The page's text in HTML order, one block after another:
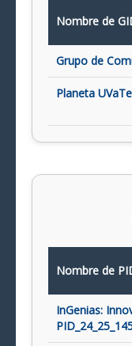
Nombre de
Grupo de
Planeta
Nombre de
InGenias: